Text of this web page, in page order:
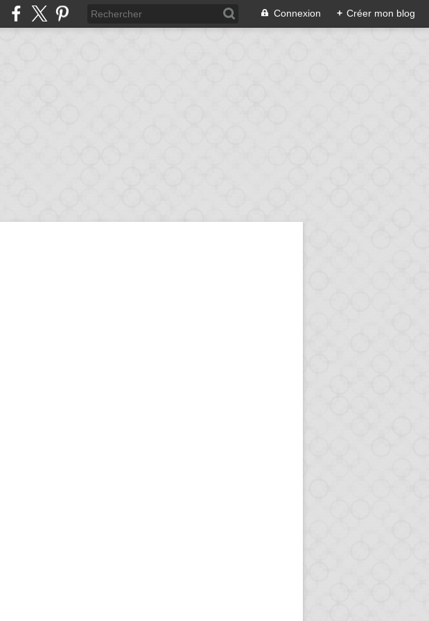
Connexion + Créer mon blog